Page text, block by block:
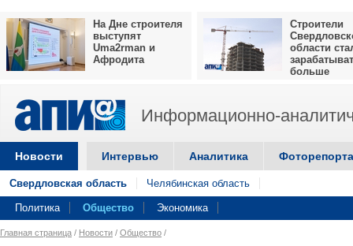
На Дне строителя
выступят
Uma2rman и
Афродита
Строители
области
больше
Информационно-
Новости Интервью Аналитика
Свердловская область Челябинская область
Политика Общество Экономика
Главная страница / Новости / Общество /